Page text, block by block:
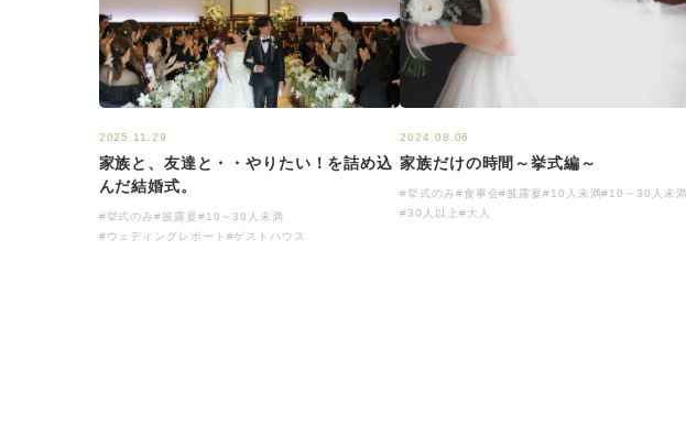
2025.11.29
家族と、友達と・・やりたい！を詰め込
んだ結婚式。
#挙式のみ#披露宴#10～30人未満
#ウェディングレポート #ゲストハウス
2024.08.06
家族だけの時間～挙式編～
#挙式のみ#食事会#披露宴#10人未満#10～30人未満
#30人以上#大人